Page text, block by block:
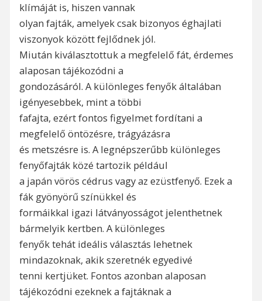
klímáját is, hiszen vannak
olyan fajták, amelyek csak bizonyos éghajlati
viszonyok között fejlődnek jól.
Miután kiválasztottuk a megfelelő fát, érdemes
alaposan tájékozódni a
gondozásáról. A különleges fenyők általában
igényesebbek, mint a többi
fafajta, ezért fontos figyelmet fordítani a
megfelelő öntözésre, trágyázásra
és metszésre is. A legnépszerűbb különleges
fenyőfajták közé tartozik például
a japán vörös cédrus vagy az ezüstfenyő. Ezek a
fák gyönyörű színükkel és
formáikkal igazi látványosságot jelenthetnek
bármelyik kertben. A különleges
fenyők tehát ideális választás lehetnek
mindazoknak, akik szeretnék egyedivé
tenni kertjüket. Fontos azonban alaposan
tájékozódni ezeknek a fajtáknak a